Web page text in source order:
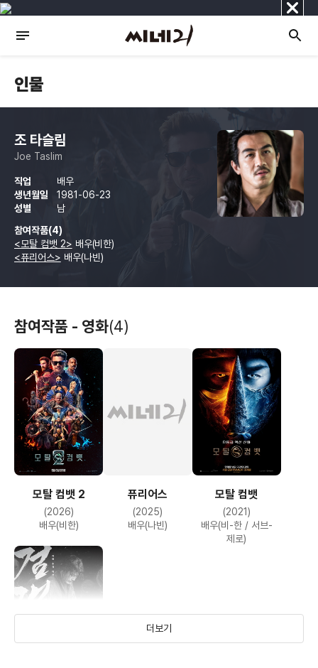
닫
기
인물
조 타슬림
Joe Taslim
직업
배우
생년월일
1981-06-23
성별
남
참여작품(4)
<모탈 컴뱃 2> 배우(비한)
<퓨리어스> 배우(나빈)
참여작품 - 영화(4)
모탈 컴뱃 2
(2026)
배우(비한)
퓨리어스
(2025)
배우(나빈)
모탈 컴뱃
(2021)
배우(비-한 / 서브-
제로)
더보기